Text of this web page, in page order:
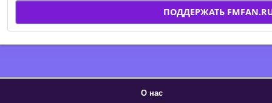
ПОДДЕРЖАТЬ
О нас